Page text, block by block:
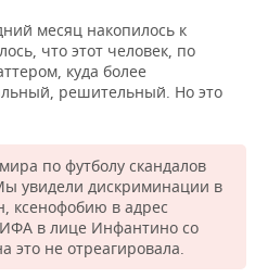
месяц накопилось к
что этот человек, по
куда более
решительный. Но это
по футболу скандалов
увидели дискриминации в
ксенофобию в адрес
в лице Инфантино со
это не отреагировала.